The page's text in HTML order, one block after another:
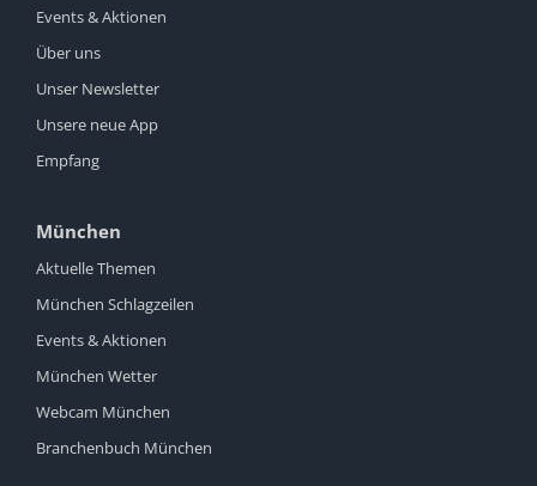
Events & Aktionen
Über uns
Unser Newsletter
Unsere neue App
Empfang
München
Aktuelle Themen
München Schlagzeilen
Events & Aktionen
München Wetter
Webcam München
Branchenbuch München